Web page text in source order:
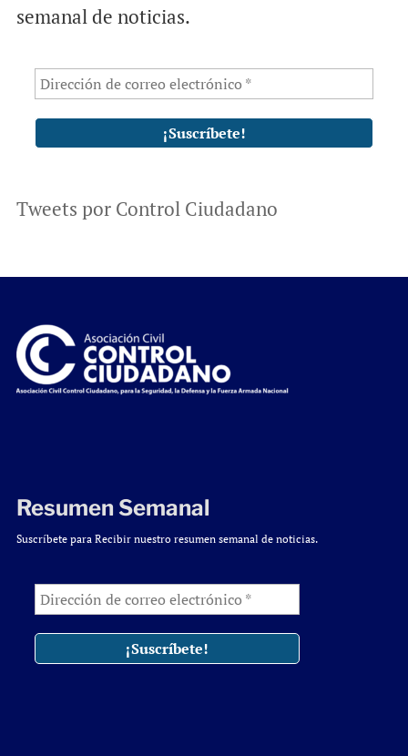
semanal de noticias.
Tweets por Control Ciudadano
Resumen Semanal
Suscríbete para Recibir nuestro resumen semanal de noticias.